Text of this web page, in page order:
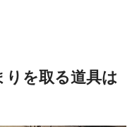
を取る道具は